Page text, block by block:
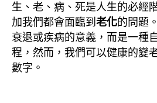
生、老、病、死是人生的必經
加我們都會面臨到 老化的問題
衰退或疾病的意義，而是一種
程，然而，我們可以健康的變
數字。